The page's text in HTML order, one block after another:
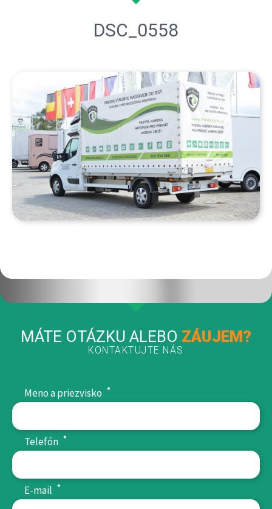
DSC_0558
MÁTE OTÁZKU ALEBO ZÁUJEM?
KONTAKTUJTE NÁS
Meno a priezvisko *
Telefón *
E-mail *